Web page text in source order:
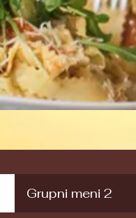
Grupni meni 2